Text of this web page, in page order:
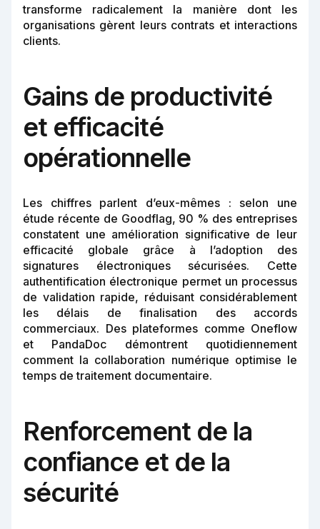
transforme radicalement la manière dont les
organisations gèrent leurs contrats et interactions
clients.
Gains de productivité
et efficacité
opérationnelle
Les chiffres parlent d’eux-mêmes : selon une
étude récente de Goodflag, 90 % des entreprises
constatent une amélioration significative de leur
efficacité globale grâce à l’adoption des
signatures électroniques sécurisées. Cette
authentification électronique permet un processus
de validation rapide, réduisant considérablement
les délais de finalisation des accords
commerciaux. Des plateformes comme Oneflow
et PandaDoc démontrent quotidiennement
comment la collaboration numérique optimise le
temps de traitement documentaire.
Renforcement de la
confiance et de la
sécurité